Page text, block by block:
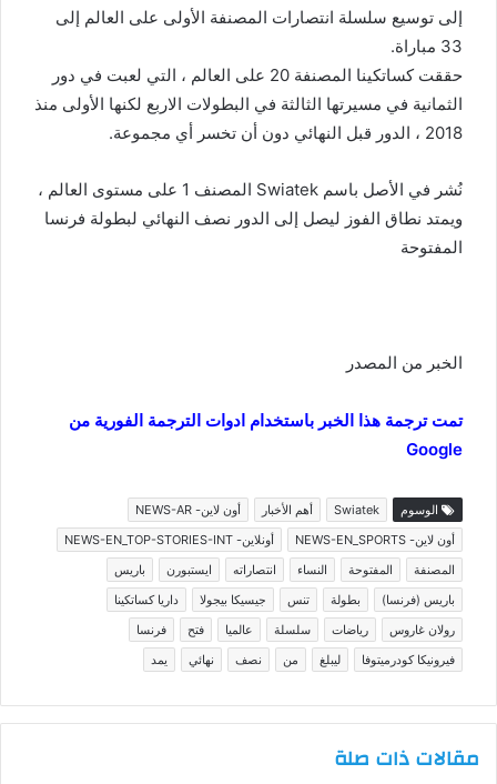
إلى توسيع سلسلة انتصارات المصنفة الأولى على العالم إلى
33 مباراة.
حققت كساتكينا المصنفة 20 على العالم ، التي لعبت في دور
الثمانية في مسيرتها الثالثة في البطولات الاربع لكنها الأولى منذ
2018 ، الدور قبل النهائي دون أن تخسر أي مجموعة.
نُشر في الأصل باسم Swiatek المصنف 1 على مستوى العالم ،
ويمتد نطاق الفوز ليصل إلى الدور نصف النهائي لبطولة فرنسا
المفتوحة
الخبر من المصدر
تمت ترجمة هذا الخبر باستخدام ادوات الترجمة الفورية من
Google
الوسوم Swiatek أهم الأخبار
أون لاين- NEWS-AR
أون لاين- NEWS-EN_SPORTS
أونلاين- NEWS-EN_TOP-STORIES-INT
المصنفة
المفتوحة النساء انتصاراته ايستبورن
باريس
باريس (فرنسا)
بطولة تنس جيسيكا بيجولا
داريا كساتكينا
رولان غاروس
رياضات سلسلة عالميا فتح
فرنسا
فيرونيكا كودرميتوفا
ليبلغ من نصف نهائي يمد
مقالات ذات صلة